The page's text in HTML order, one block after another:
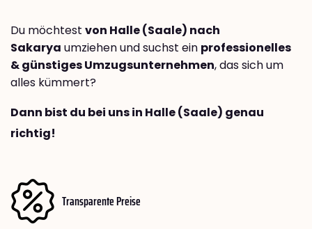
Du möchtest von Halle (Saale) nach
Sakarya umziehen und suchst ein professionelles
& günstiges Umzugsunternehmen, das sich um
alles kümmert?
Dann bist du bei uns in Halle (Saale) genau
richtig!
Transparente Preise